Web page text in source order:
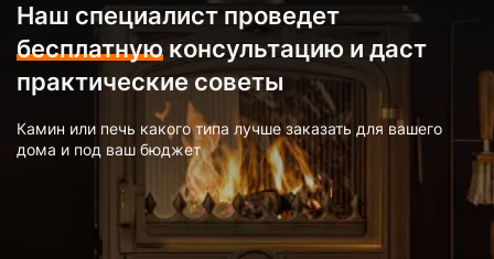
Наш специалист проведет
бесплатную консультацию и даст
практические советы
Камин или печь какого типа лучше заказать для вашего
дома и под ваш бюджет